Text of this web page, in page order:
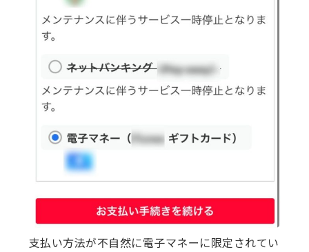
支払い方法が不自然に電子マネーに限定されてい